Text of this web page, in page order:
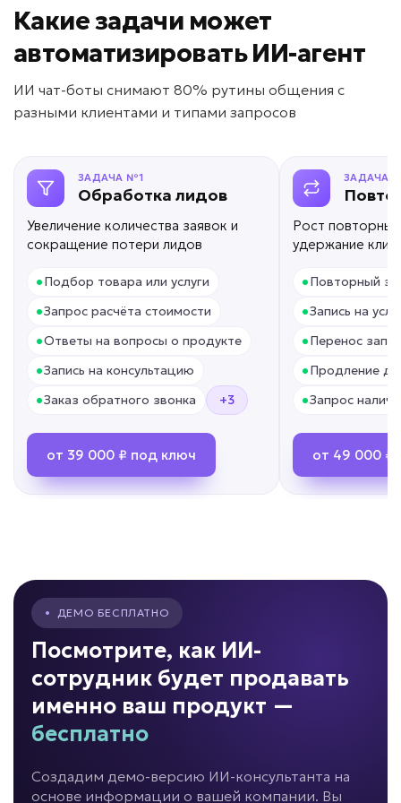
ИИ для проведения
опросов
• До +300% собранных отзывов
Подробней
Срок реализации от 3 дней
HR перегружен?
ИИ для подбора
Задача: Скрининг кандидатов
• До -80% времени рекрутера
• До +50% скорости найма
от 69 000 ₽ под ключ
Новички долго адаптируются?
сотрудников
Какие задачи может
автоматизировать ИИ-агент
ИИ чат-боты снимают 80% рутины общения с
разными клиентами и типами запросов
ЗАДАЧА №1
Обработка лидов
Увеличение количества заявок и
сокращение потери лидов
•Подбор товара или услуги
•Запрос расчёта стоимости
•Ответы на вопросы о продукте
•Запись на консультацию
•Заказ обратного звонка +3
от 39 000 ₽ под ключ
ЗАДАЧА
Рост
удержание
•Повторный
•Запись на
•Перенос
•Продление
•Запрос
от 49 000 ₽
• ДЕМО БЕСПЛАТНО
Посмотрите, как ИИ-
сотрудник будет продавать
именно ваш продукт —
бесплатно
Создадим демо-версию ИИ-консультанта на
основе информации о вашей компании. Вы